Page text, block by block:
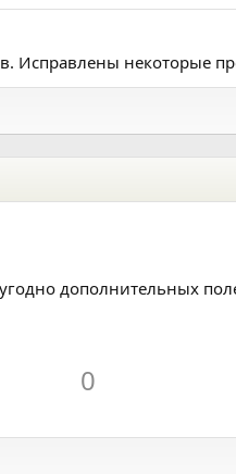
Исправлены некоторые
дополнительных
t
0
o